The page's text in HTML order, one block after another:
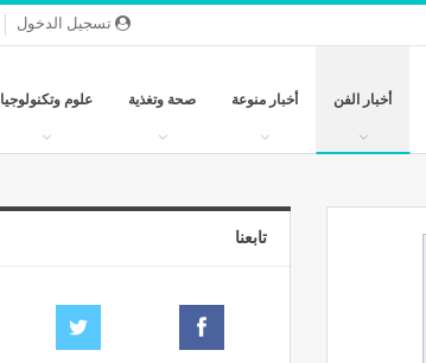
تسجيل الدخول
أخبار الفن أخبار منوعة صحة وتغذية علوم وتكنولوجيا
تابعنا